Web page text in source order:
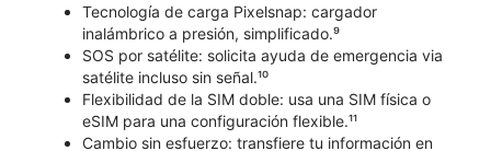
Tecnología de carga Pixelsnap: cargador
inalámbrico a presión, simplificado.⁹
SOS por satélite: solicita ayuda de emergencia via
satélite incluso sin señal.¹⁰
Flexibilidad de la SIM doble: usa una SIM física o
eSIM para una configuración flexible.¹¹
Cambio sin esfuerzo: transfiere tu información en